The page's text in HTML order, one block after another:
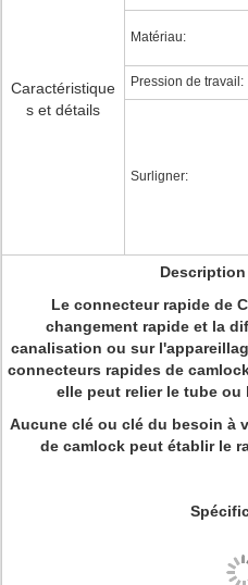
Caractéristique
s et détails
Matériau:
Pression de travail:
Surligner:
Le connecteur rapide de
changement rapide et la
canalisation ou sur
connecteurs rapides de
elle peut relier le tube ou
Aucune clé ou clé du besoin à
de camlock peut établir le